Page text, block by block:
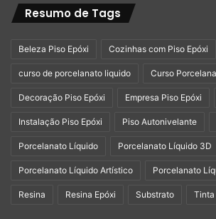
O custo varia de acordo com o tipo de
complexidade do desenho e o tamanho
média, o preço por metro quadrado
O porcelanato líquido 3D é uma
combina beleza, resistência e
a durabilidade, o impacto visual e a
manutenção, tornam-no uma escolha
transformar ambientes. Seja em
Resumo de Tags
Beleza Piso Epóxi Cozinhas com Piso Epóxi
curso de porcelanato liquido Curso
Decoração Piso Epóxi Empresa Piso Epóxi
Instalação Piso Epóxi Piso Autonivelante
Porcelanato Líquido Porcelanato Líquido 3D
Porcelanato Líquido Artístico Porcelanato
Resina Resina Epóxi Substrato Tinta